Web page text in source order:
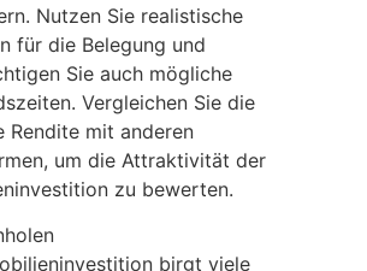
Nutzen Sie realistische
für die Belegung und
Sie auch mögliche
Vergleichen Sie die
Rendite mit anderen
um die Attraktivität der
zu bewerten.
birgt viele